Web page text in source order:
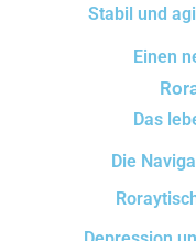
Stabil und
Einen
Das
Die